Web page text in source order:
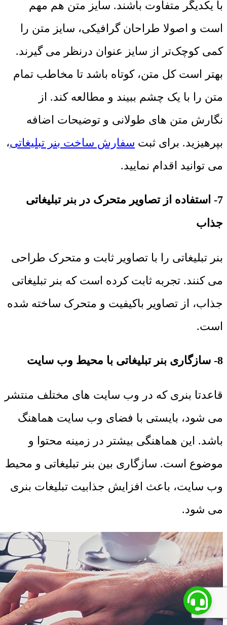
با یکدیگر متفاوت باشند. سایز متن هم مهم
است و اصولا طراحان گرافیکی، سایز متن را
کمی کوچک‌تر از سایز عنوان درنظر می گیرند.
بهتر است کل متن، کوتاه باشد تا مخاطب تمام
متن را با یک چشم ببیند و مطالعه کند. از
نگارش متن های طولانی و توضیحات اضافه
بپرهیزید. برای ثبت سفارش ساخت بنر تبلیغاتی،
می توانید اقدام نمایید.
7- استفاده از تصاویر متحرک در بنر تبلیغاتی
جذاب
بنر تبلیغاتی را با تصاویر ثابت و متحرک طراحی
می کنند. تجربه ثابت کرده است که بنر تبلیغاتی
جذاب، از تصاویر باکیفیت و متحرک ساخته شده
است.
8- سازگاری بنر تبلیغاتی با محیط وب سایت
قاعدتا بنری که در وب سایت های مختلف منتشر
می شود، بایستی با فضای وب سایت هماهنگ
باشد. این هماهنگی بیشتر در زمینه محتوا و
موضوع است. سازگاری بین بنر تبلیغاتی و محیط
وب سایت، باعث افزایش جذابیت تبلیغات بنری
می شود.